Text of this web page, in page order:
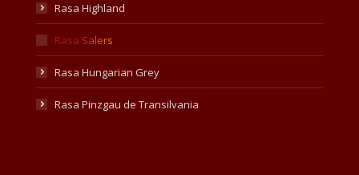
Rasa Highland
Rasa Salers
Rasa Hungarian Grey
Rasa Pinzgau de Transilvania